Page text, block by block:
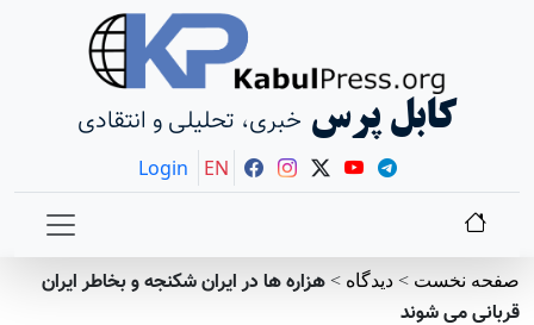
کابل پرس خبری، تحلیلی و انتقادی
Login EN
صفحه نخست > دیدگاه > هزاره ها در ایران شکنجه و بخاطر ایران
قربانی می شوند